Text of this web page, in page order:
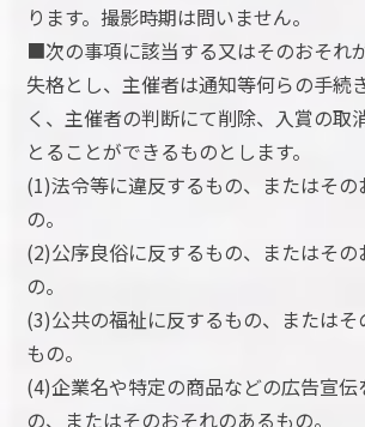
ります。撮影時期は問いません。
■次の事項に該当する又はそのおそれ
失格とし、主催者は通知等何らの手続
く、主催者の判断にて削除、入賞の取
とることができるものとします。
(1)法令等に違反するもの、またはその
の。
(2)公序良俗に反するもの、またはその
の。
(3)公共の福祉に反するもの、またはそ
もの。
(4)企業名や特定の商品などの広告宣伝
の、またはそのおそれのあるもの。